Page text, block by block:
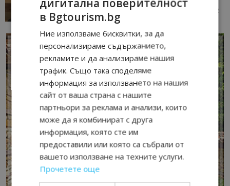
AI Travel Economy с Елица Стоилова 13/07/2026 09:02
в Bgtourism.bg
Ние използваме бисквитки, за да
персонализираме съдържанието,
рекламите и да анализираме нашия
трафик. Също така споделяме
информация за използването на нашия
сайт от ваша страна с нашите
партньори за реклама и анализи, които
може да я комбинират с друга
информация, която сте им
предоставили или която са събрали от
вашето използване на техните услуги.
Прочетете още